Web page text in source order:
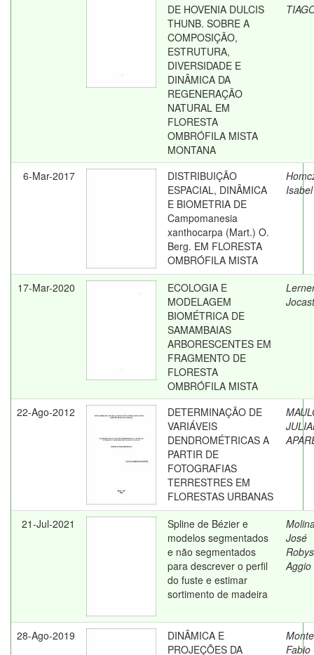
DE HOVENIA DULCIS
THUNB. SOBRE A
COMPOSIÇÃO,
ESTRUTURA,
DIVERSIDADE E
DINÂMICA DA
REGENERAÇÃO
NATURAL EM
FLORESTA
OMBRÓFILA MISTA
MONTANA
6-Mar-2017
DISTRIBUIÇÃO
ESPACIAL, DINÂMICA
E BIOMETRIA DE
Campomanesia
xanthocarpa (Mart.) O.
Berg. EM FLORESTA
OMBRÓFILA MISTA
Isabel
17-Mar-2020
ECOLOGIA E
MODELAGEM
BIOMÉTRICA DE
SAMAMBAIAS
ARBORESCENTES EM
FRAGMENTO DE
FLORESTA
OMBRÓFILA MISTA
22-Ago-2012
DETERMINAÇÃO DE
VARIÁVEIS
DENDROMÉTRICAS A
PARTIR DE
FOTOGRAFIAS
TERRESTRES EM
FLORESTAS URBANAS
21-Jul-2021
Spline de Bézier e
modelos segmentados
e não segmentados
para descrever o perfil
do fuste e estimar
sortimento de madeira
José
Aggio
28-Ago-2019
DINÂMICA E
PROJEÇÕES DA
Fabio